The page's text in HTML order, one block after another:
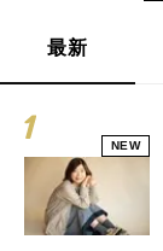
最新
NEW